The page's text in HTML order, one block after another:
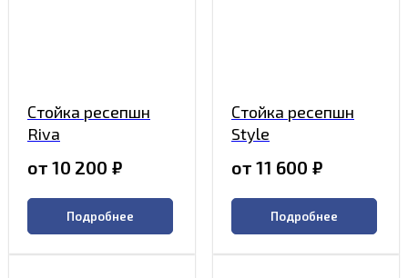
Стойка ресепшн
Riva
от 10 200 ₽
Подробнее
Стойка ресепшн
Style
от 11 600 ₽
Подробнее